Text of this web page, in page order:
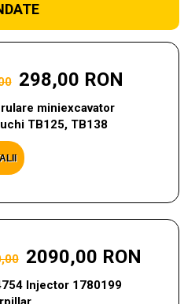
298,00 RON
rulare miniexcavator
TB125, TB138
2090,00 RON
Injector 1780199